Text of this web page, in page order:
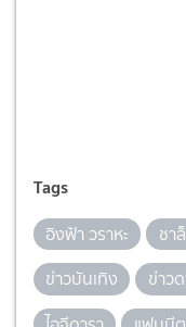
Tags
อิงฟ้า วราหะ ชา
ข่าวบันเทิง
ข่าว